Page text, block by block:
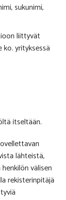
sukunimi,
liittyvät
yrityksessä
itseltään.
lähteistä,
välisen
rekisterinpitäjä